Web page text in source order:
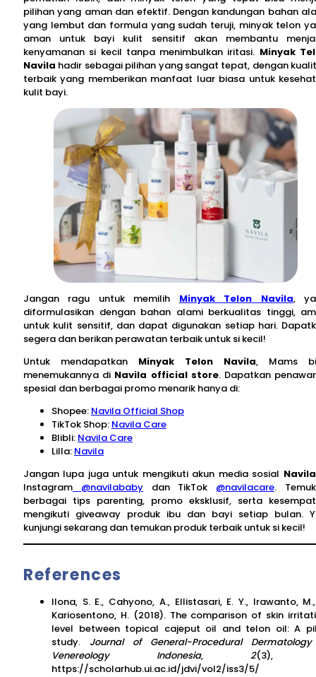
pilihan yang aman dan efektif. Dengan kandungan bahan
yang lembut dan formula yang sudah teruji, minyak telon
aman untuk bayi kulit sensitif akan membantu
kenyamanan si kecil tanpa menimbulkan iritasi. Minyak
Navila hadir sebagai pilihan yang sangat tepat, dengan
terbaik yang memberikan manfaat luar biasa untuk
kulit bayi.
Jangan ragu untuk memilih Minyak Telon Navila,
diformulasikan dengan bahan alami berkualitas tinggi,
untuk kulit sensitif, dan dapat digunakan setiap hari.
segera dan berikan perawatan terbaik untuk si kecil!
Untuk mendapatkan Minyak Telon Navila, Mams
menemukannya di Navila official store. Dapatkan
spesial dan berbagai promo menarik hanya di:
Shopee: Navila Official Shop
TikTok Shop: Navila Care
Blibli: Navila Care
Lilla: Navila
Jangan lupa juga untuk mengikuti akun media sosial Navila
Instagram @navilababydan TikTok @navilacare.
berbagai tips parenting, promo eksklusif, serta
mengikuti giveaway produk ibu dan bayi setiap bulan.
kunjungi sekarang dan temukan produk terbaik untuk si kecil!
References
Ilona, S. E., Cahyono, A., Ellistasari, E. Y., Irawanto,
Kariosentono, H. (2018). The comparison of skin
level between topical cajeput oil and telon oil: A
study. Journal of General-Procedural
Venereology Indonesia, 2(3),
https://scholarhub.ui.ac.id/jdvi/vol2/iss3/5/